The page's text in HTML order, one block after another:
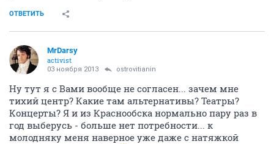
ОТВЕТИТЬ
MrDarsy
activist
03 ноября 2013 ostrovitianin
Ну тут я с Вами вообще не согласен... зачем мне
тихий центр? Какие там альтернативы? Театры?
Концерты? Я и из Краснообска нормально пару раз в
год выберусь - больше нет потребности... к
молодняку меня наверное уже даже с натяжкой